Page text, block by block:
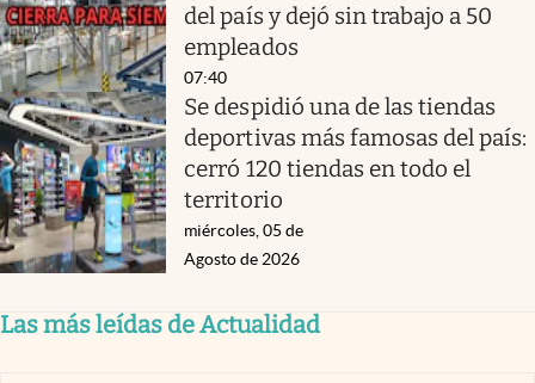
del país y dejó sin trabajo a 50
empleados
07:40
Se despidió una de las tiendas
deportivas más famosas del país:
cerró 120 tiendas en todo el
territorio
miércoles, 05 de
Agosto de 2026
Las más leídas de Actualidad